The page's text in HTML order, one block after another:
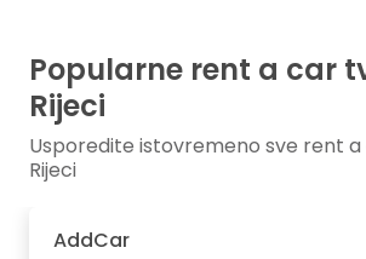
Popularne rent a car
Rijeci
Usporedite istovremeno sve rent
Rijeci
AddCar